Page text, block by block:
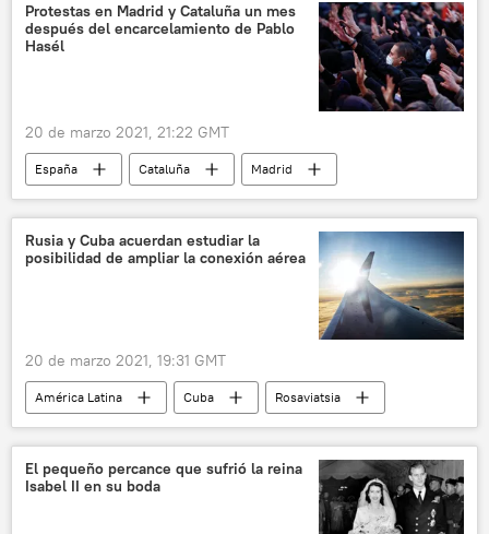
Protestas en Madrid y Cataluña un mes
después del encarcelamiento de Pablo
Hasél
20 de marzo 2021, 21:22 GMT
España Cataluña
Madrid
protestas
Pablo Hasél
Rusia y Cuba acuerdan estudiar la
posibilidad de ampliar la conexión aérea
20 de marzo 2021, 19:31 GMT
América Latina Cuba
Rosaviatsia
Rusia
El pequeño percance que sufrió la reina
Isabel II en su boda